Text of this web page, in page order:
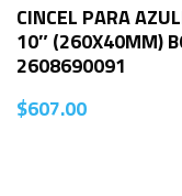
CINCEL PARA
10″ (260X40MM)
2608690091
$607.00